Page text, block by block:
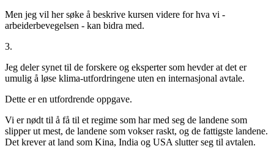
Men jeg vil her søke å beskrive kursen videre for hva vi -
arbeiderbevegelsen - kan bidra med.
3.
Jeg deler synet til de forskere og eksperter som hevder at det er
umulig å løse klima-utfordringene uten en internasjonal avtale.
Dette er en utfordrende oppgave.
Vi er nødt til å få til et regime som har med seg de landene som
slipper ut mest, de landene som vokser raskt, og de fattigste landene.
Det krever at land som Kina, India og USA slutter seg til avtalen.